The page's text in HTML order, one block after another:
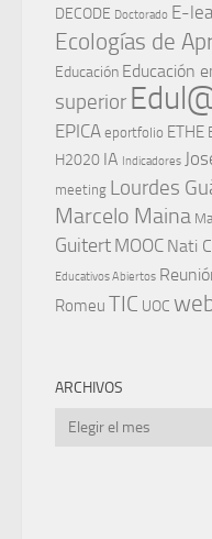
DECODE Doctorado E-
Ecologías de
Educación Educación
superior
EPICA eportfolio ETHE
H2020 IA Indicadores
meeting Lourdes
Marcelo Maina
Guitert MOOC Nati
Educativos Abiertos
Romeu TIC UOC
ARCHIVOS
Archivos